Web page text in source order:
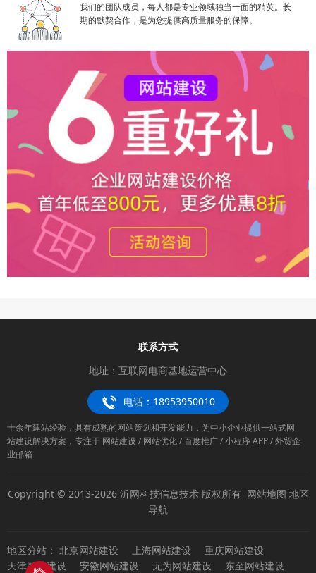
我们的团队成员，每人都是专业领域独当一面的精英。长
期的默契合作，是为您提供高质量服务的保障。
联系方式
地址：互联网电商基地运营中心
电话：18953950010
十余年建站经验，具有成熟的网站策划和开发能力，为中小企业提供一站式网
站建设解决方案，专注于 网站建设 / 网站优化 / 百度推广 / 小程序 APP / 外贸企
业邮箱
Copyright © 2013-2026 沂网科技信息技术 版权所有 网站地图 地区
导航
地区分站： 北京网站建设 上海网站建设
重庆网站建设
天津网站建设
安徽网站建设 无为网站建设 东至网站建设